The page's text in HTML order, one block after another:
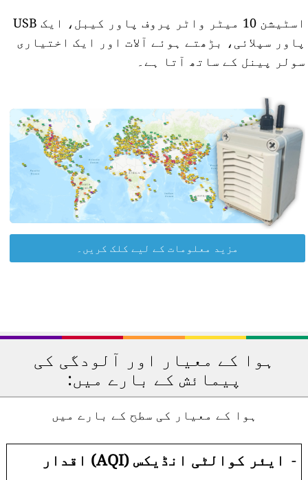
اسٹیشن 10 میٹر واٹر پروف پاور کیبل، ایک USB
پاور سپلائی، بڑھتے ہوئے آلات اور ایک اختیاری
سولر پینل کے ساتھ آتا ہے۔
مزید معلومات کے لیے کلک کریں۔
ہوا کے معیار اور آلودگی کی
پیمائش کے بارے میں:
ہوا کے معیار کی سطح کے بارے میں
- ایئر کوالٹی انڈیکس (AQI) اقدار